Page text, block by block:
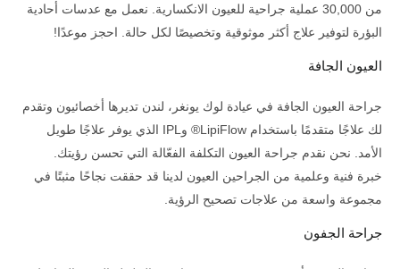
من 30,000 عملية جراحية للعيون الانكسارية. نعمل مع عدسات أحادية
البؤرة لتوفير علاج أكثر موثوقية وتخصيصًا لكل حالة. احجز موعدًا!
العيون الجافة
جراحة العيون الجافة في عيادة لوك يونغر، لندن تديرها أخصائيون وتقدم
لك علاجًا متقدمًا باستخدام LipiFlow® وIPL الذي يوفر علاجًا طويل
الأمد. نحن نقدم جراحة العيون التكلفة الفعّالة التي تحسن رؤيتك.
خبرة فنية وعلمية من الجراحين العيون لدينا قد حققت نجاحًا مثبتًا في
مجموعة واسعة من علاجات تصحيح الرؤية.
جراحة الجفون